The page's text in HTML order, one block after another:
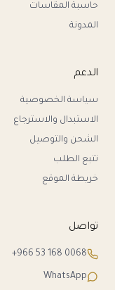
حاسبة المقاسات
المدونة
الدعم
سياسة الخصوصية
الاستبدال والاسترجاع
الشحن والتوصيل
تتبع الطلب
خريطة الموقع
تواصل
+966 53 168 0068
WhatsApp